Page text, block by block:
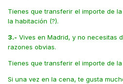
Tienes que transferir el importe de
la habitación (?).
3.- Vives en Madrid, y no necesitas
razones obvias.
Tienes que transferir el importe de
Si una vez en la cena, te gusta